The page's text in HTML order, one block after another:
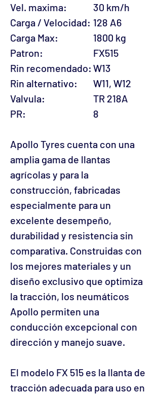
Vel. maxima:
30 km/h
Carga / Velocidad: 128 A6
Carga Max:
1800 kg
Patron:
FX515
Rin recomendado: W13
Rin alternativo:
W11, W12
Valvula:
TR 218A
PR:
8
Apollo Tyres cuenta con una
amplia gama de llantas
agrícolas y para la
construcción, fabricadas
especialmente para un
excelente desempeño,
durabilidad y resistencia sin
comparativa. Construidas con
los mejores materiales y un
diseño exclusivo que optimiza
la tracción, los neumáticos
Apollo permiten una
conducción excepcional con
dirección y manejo suave.
El modelo FX 515 es la llanta de
tracción adecuada para uso en